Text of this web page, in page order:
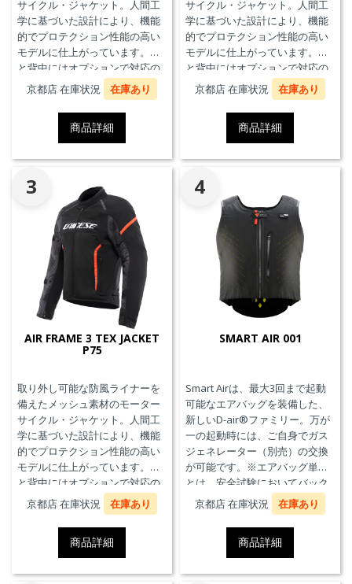
サイクル・ジャケット。人間工
学に基づいた設計により、機能
的でプロテクション性能の高い
モデルに仕上がっています。胸
と背中にはオプションで対応の
プロテクターを装着することが
できます。また、防水の内ポケ
ット、EN17092クラスA認証、パ
ンツと接続可能なファスナーを
備えています。
京都店 在庫状況 在庫あり
商品詳細
サイクル・ジャケット。人間工
学に基づいた設計により、機能
的でプロテクション性能の高い
モデルに仕上がっています。胸
と背中にはオプションで対応の
プロテクターを装着することが
できます。また、防水の内ポケ
ット、EN17092クラスA認証、パ
ンツと接続可能なファスナーを
備えています。
京都店 在庫状況 在庫あり
商品詳細
3
AIR FRAME 3 TEX JACKET
P75
取り外し可能な防風ライナーを
備えたメッシュ素材のモーター
サイクル・ジャケット。人間工
学に基づいた設計により、機能
的でプロテクション性能の高い
モデルに仕上がっています。胸
と背中にはオプションで対応の
プロテクターを装着することが
できます。また、防水の内ポケ
ット、EN17092クラスA認証、パ
ンツと接続可能なファスナーを
備えています。
京都店 在庫状況 在庫あり
商品詳細
4
SMART AIR 001
Smart Airは、最大3回まで起動
可能なエアバッグを装備した、
新しいD-air®ファミリー。万が
一の起動時には、ご自身でガス
ジェネレーター（別売）の交換
が可能です。※エアバッグ単体
とは、安全試験においてバック
プロテクターとの併用を必要と
せず、エアバッグことを指しま
京都店 在庫状況 在庫あり
商品詳細